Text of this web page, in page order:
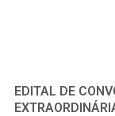
EDITAL DE